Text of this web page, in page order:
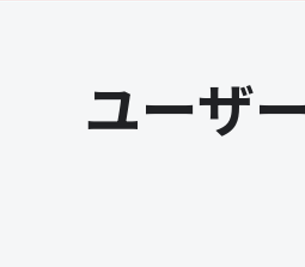
ユーザ